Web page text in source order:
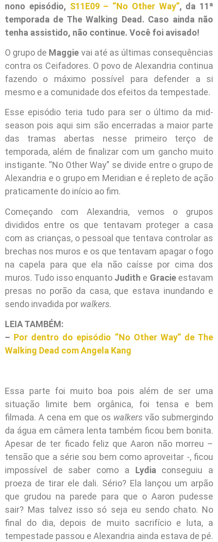
nono episódio, S11E09 – “No Other Way”, da 11ª
temporada de The Walking Dead. Caso ainda não
tenha assistido, não continue. Você foi avisado!
O grupo de Maggie vai até as últimas consequências
contra os Ceifadores. O povo de Alexandria continua
fazendo o máximo possível para defender a si
mesmo e a comunidade dos efeitos da tempestade.
Esse episódio teria tudo para ser o último da mid-
season pois aqui sim são encerradas a maior parte
das tramas abertas nesse primeiro terço de
temporada, além de finalizar com um gancho muito
instigante. “No Other Way” se divide entre o grupo de
Alexandria e o grupo em Meridian e é repleto de ação
praticamente do início ao fim.
Começando com Alexandria, vemos o grupos
divididos entre os que tentavam proteger a casa
com as crianças, o pessoal que tentava controlar as
brechas nos muros e os que tentavam apagar o fogo
na capela para que ela não caísse por cima dos
muros. Tudo isso enquanto Judith e Gracie estavam
presas no porão da casa, que estava inundando e
sendo invadida por walkers.
LEIA TAMBÉM:
– Por dentro do episódio “No Other Way” de The
Walking Dead com Angela Kang
Essa parte foi muito boa pois além de ser uma
situação limite bem orgânica, foi tensa e bem
filmada. A cena em que os walkersvão submergindo
da água em câmera lenta também ficou bem bonita.
Apesar de ter ficado feliz que Aaron não morreu –
tensão que a série sou bem como aproveitar -, ficou
impossível de saber como a Lydia conseguiu a
proeza de tirar ele dali. Sério? Ela lançou um arpão
que grudou na parede para que o Aaron pudesse
sair? Mas talvez isso só seja eu sendo chato. No
final do dia, depois de muito sacrifício e luta, a
tempestade passou e Alexandria ainda estava de pé.